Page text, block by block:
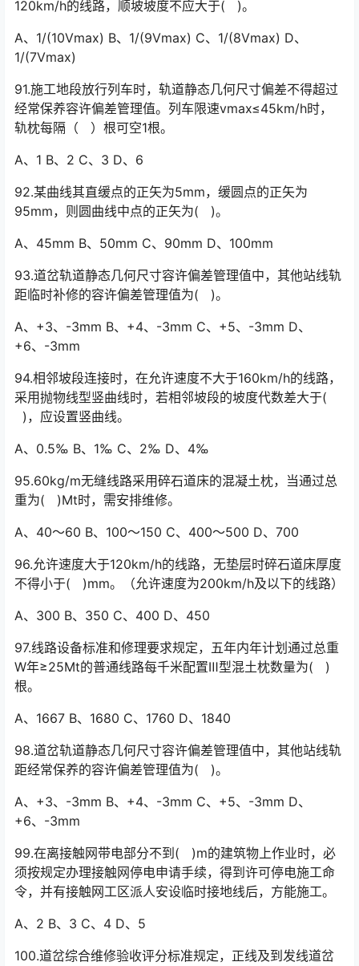
120km/h的线路，顺坡坡度不应大于( )。
A、1/(10Vmax) B、1/(9Vmax) C、1/(8Vmax) D、
1/(7Vmax)
91.施工地段放行列车时，轨道静态几何尺寸偏差不得超过
经常保养容许偏差管理值。列车限速vmax≤45km/h时，
轨枕每隔（ ）根可空1根。
A、1 B、2 C、3 D、6
92.某曲线其直缓点的正矢为5mm，缓圆点的正矢为
95mm，则圆曲线中点的正矢为( )。
A、45mm B、50mm C、90mm D、100mm
93.道岔轨道静态几何尺寸容许偏差管理值中，其他站线轨
距临时补修的容许偏差管理值为( )。
A、+3、-3mm B、+4、-3mm C、+5、-3mm D、
+6、-3mm
94.相邻坡段连接时，在允许速度不大于160km/h的线路，
采用抛物线型竖曲线时，若相邻坡段的坡度代数差大于(
)，应设置竖曲线。
A、0.5‰ B、1‰ C、2‰ D、4‰
95.60kg/m无缝线路采用碎石道床的混凝土枕，当通过总
重为( )Mt时，需安排维修。
A、40～60 B、100～150 C、400～500 D、700
96.允许速度大于120km/h的线路，无垫层时碎石道床厚度
不得小于( )mm。（允许速度为200km/h及以下的线路）
A、300 B、350 C、400 D、450
97.线路设备标准和修理要求规定，五年内年计划通过总重
W年≥25Mt的普通线路每千米配置Ⅲ型混土枕数量为( )
根。
A、1667 B、1680 C、1760 D、1840
98.道岔轨道静态几何尺寸容许偏差管理值中，其他站线轨
距经常保养的容许偏差管理值为( )。
A、+3、-3mm B、+4、-3mm C、+5、-3mm D、
+6、-3mm
99.在离接触网带电部分不到( )m的建筑物上作业时，必
须按规定办理接触网停电申请手续，得到许可停电施工命
令，并有接触网工区派人安设临时接地线后，方能施工。󠅅󠅃󠄵󠅂󠄪󠇖󠆨󠆨󠇕󠆞󠆒󠅬󠇘󠆭󠆘󠇙󠆝󠅵󠇗󠆭󠆁󠄐󠇗󠅹󠅸󠇖󠆍󠅳󠇖󠅹󠅰󠇖󠆌󠅹
A、2 B、3 C、4 D、5
100.道岔综合维修验收评分标准规定，正线及到发线道岔